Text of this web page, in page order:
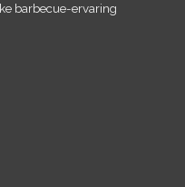
barbecue-ervaring